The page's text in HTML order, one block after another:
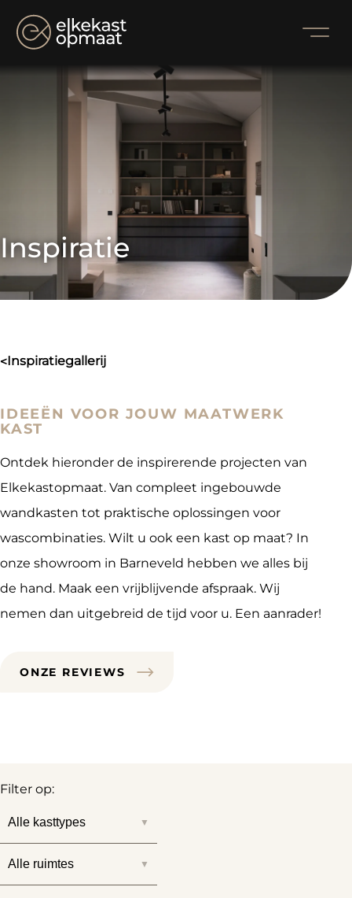
Inspiratie
> inspiratiegallerij
IDEEËN VOOR JOUW MAATWERK
KAST
Ontdek hieronder de inspirerende projecten van
Elkekastopmaat. Van compleet ingebouwde
wandkasten tot praktische oplossingen voor
wascombinaties. Wilt u ook een kast op maat? In
onze showroom in Barneveld hebben we alles bij
de hand. Maak een vrijblijvende afspraak. Wij
nemen dan uitgebreid de tijd voor u. Een aanrader!
ONZE REVIEWS
Filter op:
Alle kasttypes
Alle ruimtes